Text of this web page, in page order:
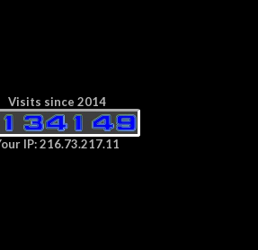
Visits since 2014
IP: 216.73.217.11